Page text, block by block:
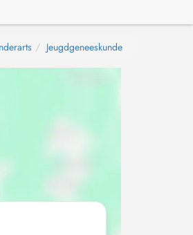
Jeugdgeneeskunde